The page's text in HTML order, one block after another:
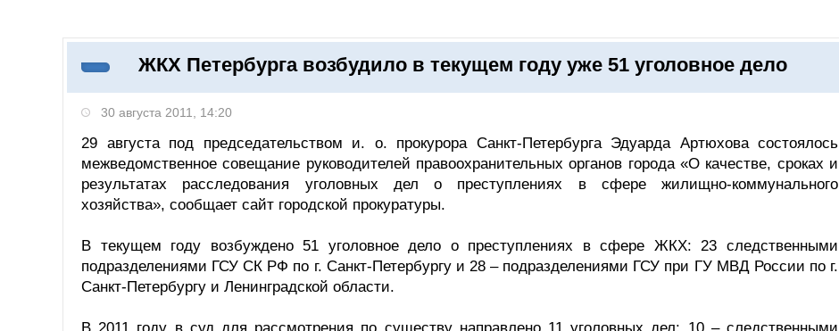
Поиск
ЖКХ Петербурга возбудило в текущем году уже 51 уголовное дело
30 августа 2011, 14:20
29 августа под председательством и. о. прокурора Санкт-Петербурга Эдуарда Артюхова состоялось
межведомственное совещание руководителей правоохранительных органов города «О качестве, сроках и
результатах расследования уголовных дел о преступлениях в сфере жилищно-коммунального
хозяйства», сообщает сайт городской прокуратуры.
В текущем году возбуждено 51 уголовное дело о преступлениях в сфере ЖКХ: 23 следственными
подразделениями ГСУ СК РФ по г. Санкт-Петербургу и 28 – подразделениями ГСУ при ГУ МВД России по г.
Санкт-Петербургу и Ленинградской области.